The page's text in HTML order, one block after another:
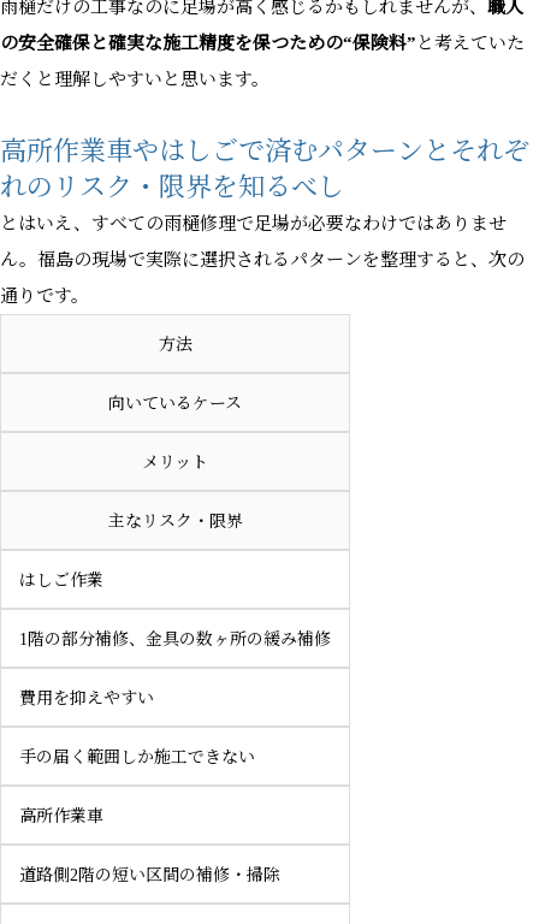
雨樋だけの工事なのに足場が高く感じるかもしれませんが、 職人
の安全確保と確実な施工精度を保つための“保険料” と考えていた
だくと理解しやすいと思います。
高所作業車やはしごで済むパターンとそれぞ
れのリスク・限界を知るべし
とはいえ、すべての雨樋修理で足場が必要なわけではありませ
ん。福島の現場で実際に選択されるパターンを整理すると、次の
通りです。
方法
向いているケース
メリット
主なリスク・限界
はしご作業
1階の部分補修、金具の数ヶ所の緩み補修
費用を抑えやすい
手の届く範囲しか施工できない
高所作業車
道路側2階の短い区間の補修・掃除